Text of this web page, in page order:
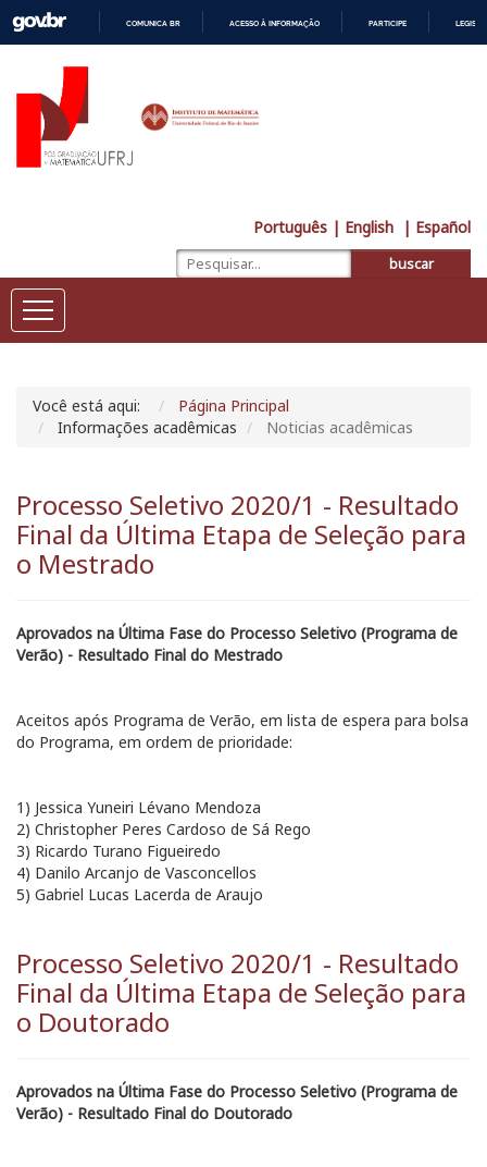
COMUNICA BR ACESSO À INFORMAÇÃO PARTICIPE
Português | English | Español
buscar
Você está aqui:
Página Principal
Informações acadêmicas
Noticias acadêmicas
Processo Seletivo 2020/1 - Resultado
Final da Última Etapa de Seleção para
o Mestrado
Aprovados na Última Fase do Processo Seletivo (Programa de
Verão) - Resultado Final do Mestrado
Aceitos após Programa de Verão, em lista de espera para bolsa
do Programa, em ordem de prioridade:
1) Jessica Yuneiri Lévano Mendoza
2) Christopher Peres Cardoso de Sá Rego
3) Ricardo Turano Figueiredo
4) Danilo Arcanjo de Vasconcellos
5) Gabriel Lucas Lacerda de Araujo
Processo Seletivo 2020/1 - Resultado
Final da Última Etapa de Seleção para
o Doutorado
Aprovados na Última Fase do Processo Seletivo (Programa de
Verão) - Resultado Final do Doutorado